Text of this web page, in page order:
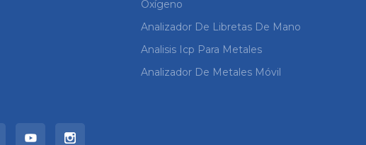
Oxígeno
Analizador De Libretas De Mano
Analisis Icp Para Metales
Analizador De Metales Móvil